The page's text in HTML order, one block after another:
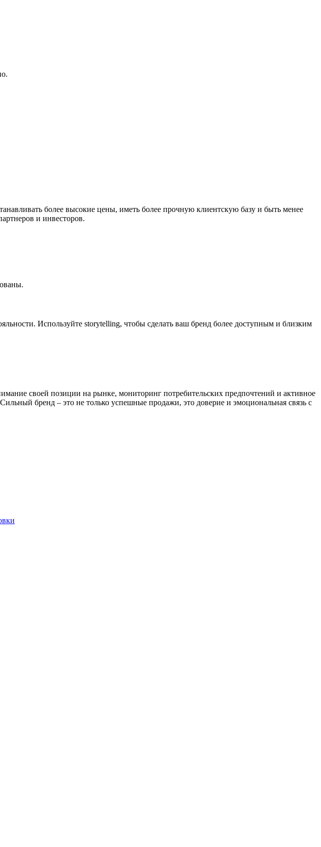
более высокие цены, иметь более прочную клиентскую базу и быть менее
и инвесторов.
Используйте storytelling, чтобы сделать ваш бренд более доступным и близким
своей позиции на рынке, мониторинг потребительских предпочтений и активное
бренд – это не только успешные продажи, это доверие и эмоциональная связь с